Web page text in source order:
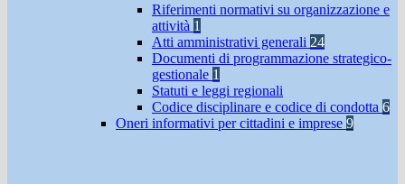
Riferimenti normativi su organizzazione e
attività 1
Atti amministrativi generali 24
Documenti di programmazione strategico-
gestionale 1
Statuti e leggi regionali
Codice disciplinare e codice di condotta 6
Oneri informativi per cittadini e imprese 9